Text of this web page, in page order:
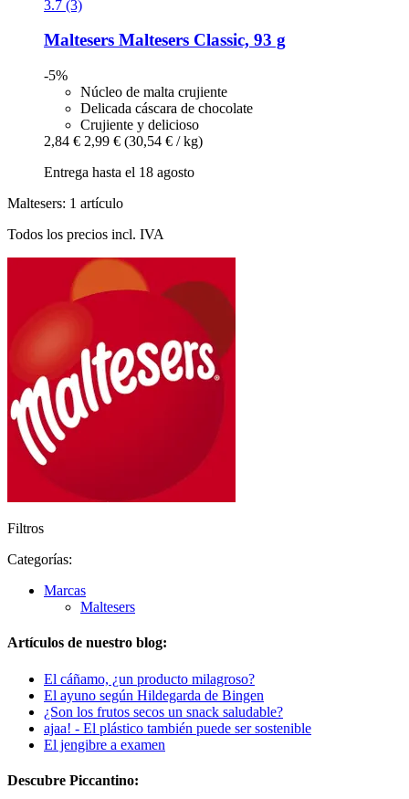
3.7 (3)
Maltesers Maltesers Classic, 93 g
-5%
Núcleo de malta crujiente
Delicada cáscara de chocolate
Crujiente y delicioso
2,84 € 2,99 € (30,54 € / kg)
Entrega hasta el 18 agosto
Maltesers: 1 artículo
Todos los precios incl. IVA
Filtros
Categorías:
Marcas
Maltesers
Artículos de nuestro blog:
El cáñamo, ¿un producto milagroso?
El ayuno según Hildegarda de Bingen
¿Son los frutos secos un snack saludable?
ajaa! - El plástico también puede ser sostenible
El jengibre a examen
Descubre Piccantino: